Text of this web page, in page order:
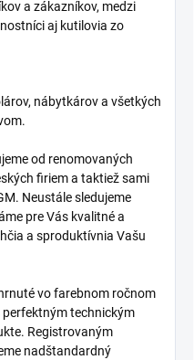
a zákazníkov, medzi
aj kutilovia zo
nábytkárov a všetkých
od renomovaných
firiem a taktiež sami
Neustále sledujeme
pre Vás kvalitné a
a sproduktívnia Vašu
vo farebnom ročnom
technickým
Registrovaným
nadštandardný